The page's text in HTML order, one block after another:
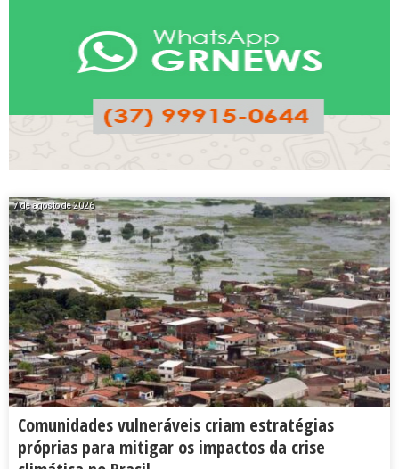
7 de agosto de 2026
Comunidades vulneráveis criam estratégias
próprias para mitigar os impactos da crise